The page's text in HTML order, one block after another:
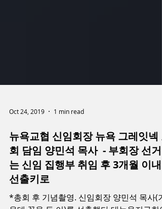
Oct 24, 2019 1 min read
뉴욕교협 신임회장 뉴욕 그레잇넥
회 담임 양민석 목사 - 부회장 선거
는 신임 집행부 취임 후 3개월 이내
선출키로